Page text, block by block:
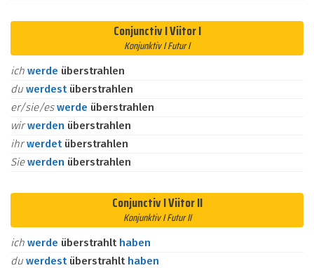
Conjunctiv I Viitor I
Konjunktiv I Futur I
ich werde überstrahlen
du werdest überstrahlen
er/sie/eswerde überstrahlen
wirwerden überstrahlen
ihrwerdet überstrahlen
Siewerden überstrahlen
Conjunctiv I Viitor II
Konjunktiv I Futur II
ich werde überstrahlt haben
du werdest überstrahlt haben